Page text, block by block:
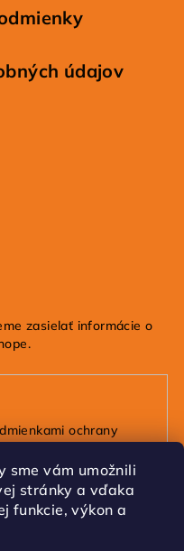
sme vám umožnili
stránky a vďaka
funkcie, výkon a
údajov
zasielať informácie o
ochrany